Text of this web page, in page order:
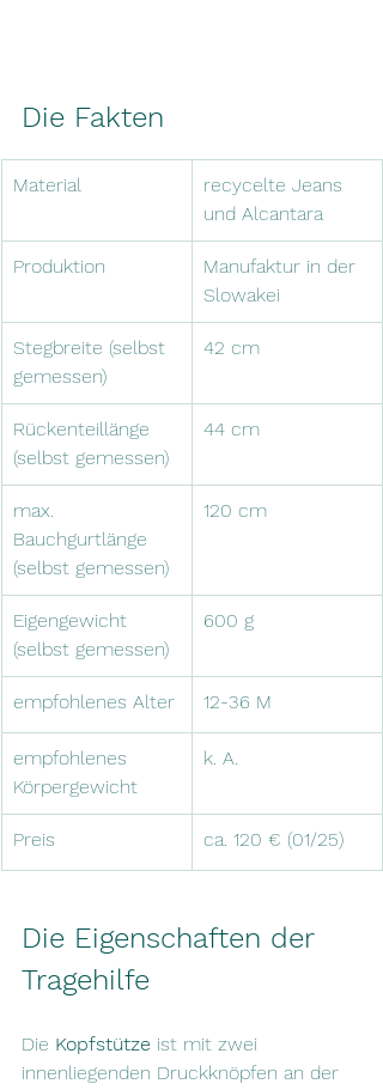
Die Fakten
Material
recycelte Jeans
und Alcantara
Produktion
Manufaktur in der
Slowakei
Stegbreite (selbst
gemessen)
42 cm
Rückenteillänge
(selbst gemessen)
44 cm
max.
Bauchgurtlänge
(selbst gemessen)
120 cm
Eigengewicht
(selbst gemessen)
600 g
empfohlenes Alter 12-36 M
empfohlenes
Körpergewicht
k. A.
Preis ca. 120 € (01/25)
Die Eigenschaften der
Tragehilfe
Die Kopfstütze ist mit zwei
innenliegenden Druckknöpfen an der